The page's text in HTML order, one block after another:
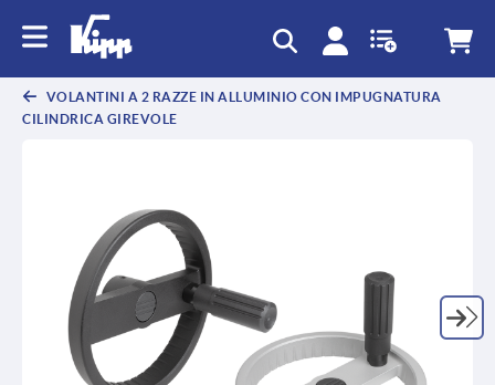
VOLANTINI A 2 RAZZE IN ALLUMINIO CON IMPUGNATURA
CILINDRICA GIREVOLE